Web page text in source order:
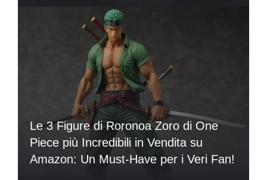
Le 3 Figure di Roronoa Zoro di One
Piece più Incredibili in Vendita su
Amazon: Un Must-Have per i Veri Fan!